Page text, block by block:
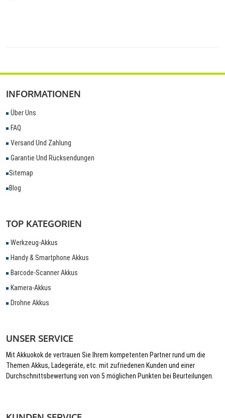
INFORMATIONEN
Über Uns
FAQ
Versand Und Zahlung
Garantie Und Rücksendungen
Sitemap
Blog
TOP KATEGORIEN
Werkzeug-Akkus
Handy & Smartphone Akkus
Barcode-Scanner Akkus
Kamera-Akkus
Drohne Akkus
UNSER SERVICE
Mit Akkuokok.de vertrauen Sie Ihrem kompetenten Partner rund um die
Themen Akkus, Ladegeräte, etc. mit zufriedenen Kunden und einer
Durchschnittsbewertung von von 5 möglichen Punkten bei Beurteilungen.